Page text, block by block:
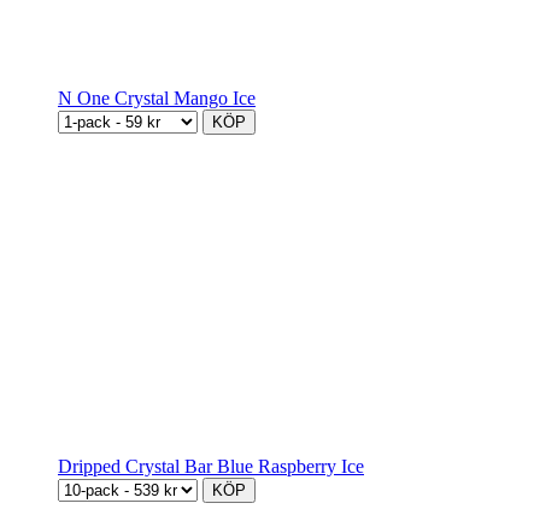
N One Crystal Mango Ice
KÖP
Dripped Crystal Bar Blue Raspberry Ice
KÖP